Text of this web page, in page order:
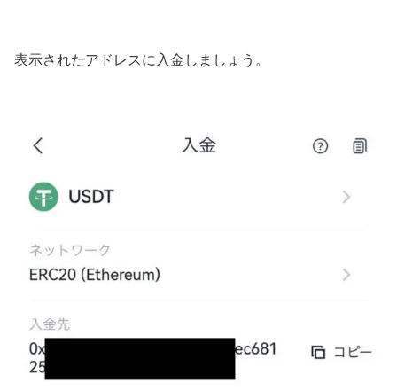
表示されたアドレスに入金しましょう。